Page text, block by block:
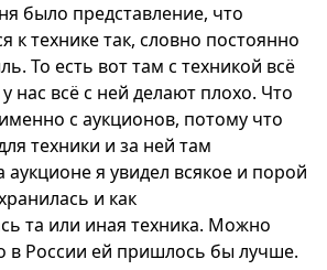
было представление, что
к технике так, словно постоянно
То есть вот там с техникой всё
нас всё с ней делают плохо. Что
с аукционов, потому что
техники и за ней там
я увидел всякое и порой
и как
та или иная техника. Можно
в России ей пришлось бы лучше.